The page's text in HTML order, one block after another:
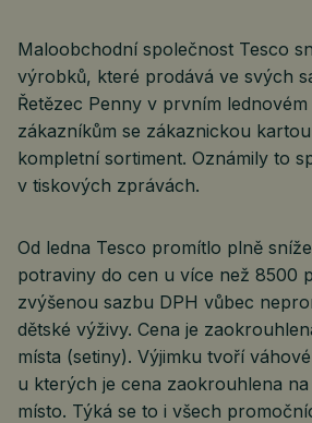
Maloobchodní společnost Tesco
výrobků, které prodává ve svých
Řetězec Penny v prvním
zákazníkům se zákaznickou
kompletní sortiment. Oznámily to
v tiskových zprávách.
Od ledna Tesco promítlo plně
potraviny do cen u více než 8500
zvýšenou sazbu DPH vůbec
dětské výživy. Cena je
místa (setiny). Výjimku tvoří
u kterých je cena zaokrouhlena na
místo. Týká se to i všech